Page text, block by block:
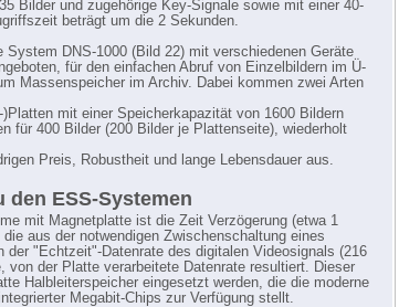
Bilder und zugehörige Key-Signale sowie mit einer 40-
beträgt um die 2 Sekunden.
DNS-1000 (Bild 22) mit verschiedenen Geräte
für den einfachen Abruf von Einzelbildern im Ü-
Massenspeicher im Archiv. Dabei kommen zwei Arten
mit einer Speicherkapazität von 1600 Bildern
für 400 Bilder (200 Bilder je Plattenseite), wiederholt
Preis, Robustheit und lange Lebensdauer aus.
den ESS-Systemen
mit Magnetplatte ist die Zeit Verzögerung (etwa 1
aus der notwendigen Zwischenschaltung eines
der "Echtzeit"-Datenrate des digitalen Videosignals (216
von der Platte verarbeitete Datenrate resultiert. Dieser
Halbleiterspeicher eingesetzt werden, die die moderne
Megabit-Chips zur Verfügung stellt.